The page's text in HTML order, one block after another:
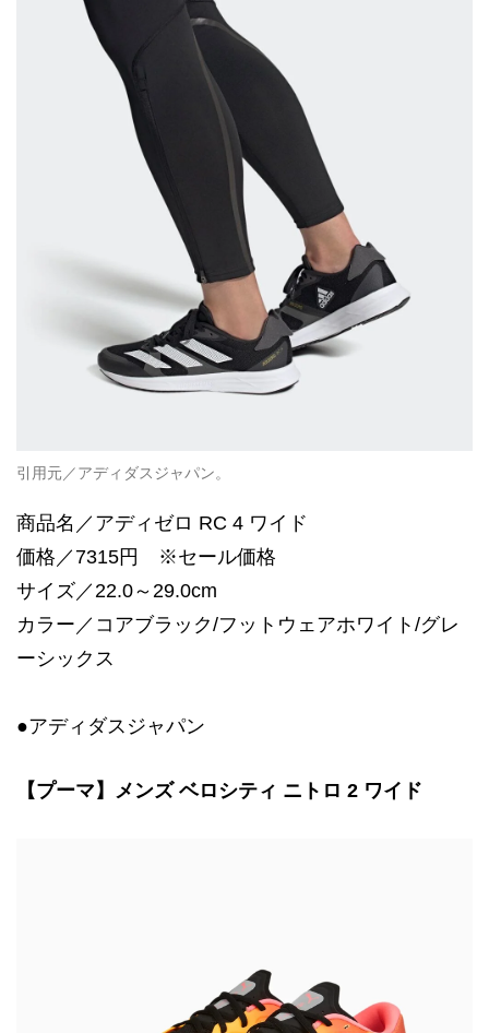
引用元／アディダスジャパン。
商品名／アディゼロ RC 4 ワイド
価格／7315円 ※セール価格
サイズ／22.0～29.0cm
カラー／コアブラック/フットウェアホワイト/グレ
ーシックス
●アディダスジャパン
【プーマ】メンズ ベロシティ ニトロ 2 ワイド